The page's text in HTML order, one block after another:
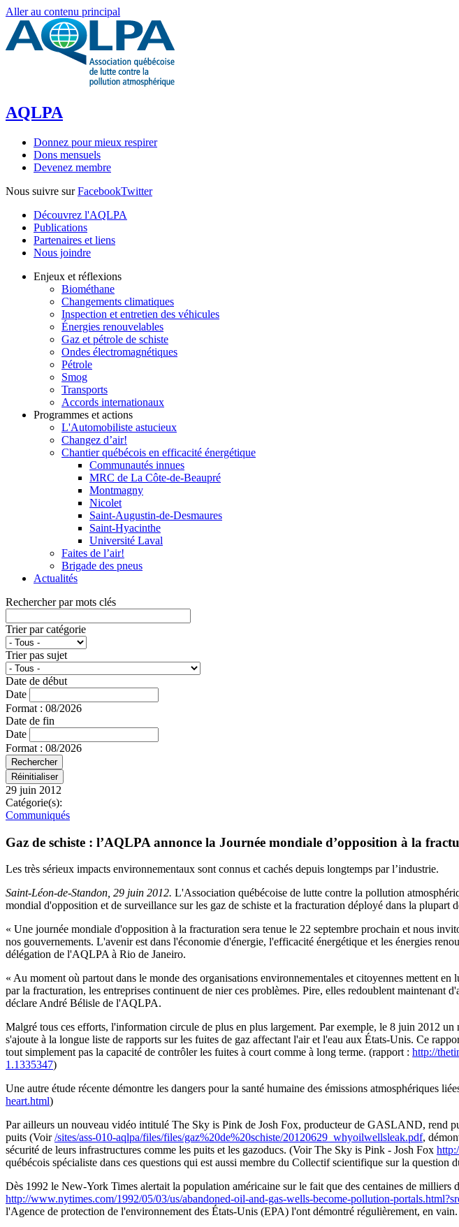
Aller au contenu principal
AQLPA
Donnez pour mieux respirer
Dons mensuels
Devenez membre
Nous suivre surFacebookTwitter
Découvrez l'AQLPA
Publications
Partenaires et liens
Nous joindre
Enjeux et réflexions
Biométhane
Changements climatiques
Inspection et entretien des véhicules
Énergies renouvelables
Gaz et pétrole de schiste
Ondes électromagnétiques
Pétrole
Smog
Transports
Accords internationaux
Programmes et actions
L'Automobiliste astucieux
Changez d’air!
Chantier québécois en efficacité énergétique
Communautés innues
MRC de La Côte-de-Beaupré
Montmagny
Nicolet
Saint-Augustin-de-Desmaures
Saint-Hyacinthe
Université Laval
Faites de l’air!
Brigade des pneus
Actualités
Rechercher par mots clés
Trier par catégorie
Trier pas sujet
Date de début
Date
Format : 08/2026
Date de fin
Date
Format : 08/2026
29 juin 2012
Catégorie(s):
Communiqués
Gaz de schiste : l’AQLPA annonce la Journée mondiale d’opposition à la
Les très sérieux impacts environnementaux sont connus et cachés depuis longtemps par l’industrie.
Saint-Léon-de-Standon, 29 juin 2012. L'Association québécoise de lutte contre la pollution
mondial d'opposition et de surveillance sur les gaz de schiste et la fracturation déployé dans la plupart
« Une journée mondiale d'opposition à la fracturation sera tenue le 22 septembre prochain et nous
nos gouvernements. L'avenir est dans l'économie d'énergie, l'efficacité énergétique et les énergies
délégation de l'AQLPA à Rio de Janeiro.
« Au moment où partout dans le monde des organisations environnementales et citoyennes mettent
par la fracturation, les entreprises continuent de nier ces problèmes. Pire, elles redoublent
déclare André Bélisle de l'AQLPA.
Malgré tous ces efforts, l'information circule de plus en plus largement. Par exemple, le 8 juin 2012
s'ajoute à la longue liste de rapports sur les fuites de gaz affectant l'air et l'eau aux États-Unis. Ce
tout simplement pas la capacité de contrôler les fuites à court comme à long terme. (rapport : http://
1.1335347)
Une autre étude récente démontre les dangers pour la santé humaine des émissions atmosphériques
heart.html)
Par ailleurs un nouveau vidéo intitulé The Sky is Pink de Josh Fox, producteur de GASLAND, rend
puits (Voir/sites/ass-010-aqlpa/files/files/gaz%20de%20schiste/20120629_whyoilwellsleak.pdf,
sécurité de leurs infrastructures comme les puits et les gazoducs. (Voir The Sky is Pink - Josh Fox
québécois spécialiste dans ces questions qui est aussi membre du Collectif scientifique sur la question
Dès 1992 le New-York Times alertait la population américaine sur le fait que des centaines de milliers
http://www.nytimes.com/1992/05/03/us/abandoned-oil-and-gas-wells-become-pollution-
l'Agence de protection de l'environnement des États-Unis (EPA) l'ont démontré régulièrement, en vain.